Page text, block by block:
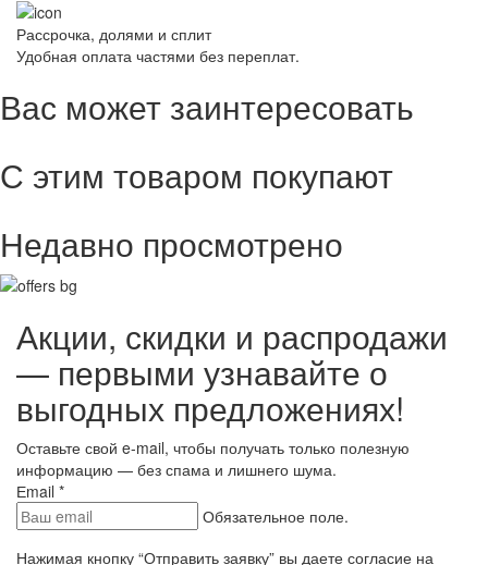
Рассрочка, долями и сплит
Удобная оплата частями без переплат.
Вас может заинтересовать
С этим товаром покупают
Недавно просмотрено
Акции, скидки и распродажи
— первыми узнавайте о
выгодных предложениях!
Оставьте свой e-mail, чтобы получать только полезную
информацию — без спама и лишнего шума.
Еmail *
Обязательное поле.
Нажимая кнопку “Отправить заявку” вы даете согласие на